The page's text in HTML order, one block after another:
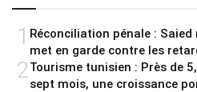
1 Réconciliation pénale :
met en garde contre les
2 Tourisme tunisien : Près de
sept mois, une croissance